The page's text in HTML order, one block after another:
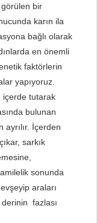
bir
karın ila
bağlı olarak
en önemli
faktörlerin
yapıyoruz.
içerde tutarak
bulunan
ayrılır. İçerden
sarkık
sonunda
araları
derinin fazlası